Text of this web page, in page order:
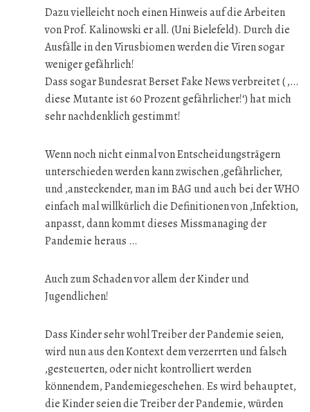
Dazu vielleicht noch einen Hinweis auf die Arbeiten
von Prof. Kalinowski er all. (Uni Bielefeld). Durch die
Ausfälle in den Virusbiomen werden die Viren sogar
weniger gefährlich!
Dass sogar Bundesrat Berset Fake News verbreitet ( ,…
diese Mutante ist 60 Prozent gefährlicher!‘) hat mich
sehr nachdenklich gestimmt!
Wenn noch nicht einmal von Entscheidungsträgern
unterschieden werden kann zwischen ,gefährlicher,
und ,ansteckender, man im BAG und auch bei der WHO
einfach mal willkürlich die Definitionen von ,Infektion,
anpasst, dann kommt dieses Missmanaging der
Pandemie heraus …
Auch zum Schaden vor allem der Kinder und
Jugendlichen!
Dass Kinder sehr wohl Treiber der Pandemie seien,
wird nun aus den Kontext dem verzerrten und falsch
,gesteuerten, oder nicht kontrolliert werden
könnendem, Pandemiegeschehen. Es wird behauptet,
die Kinder seien die Treiber der Pandemie, würden